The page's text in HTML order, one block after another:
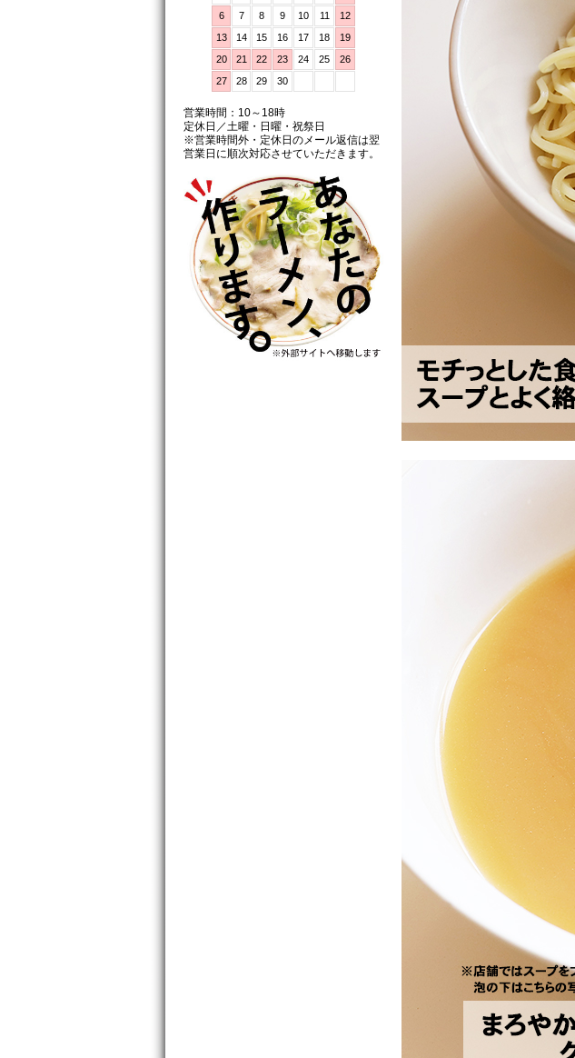
6
7 8 9 10 11
12
13
14 15 16 17 18
19
20
21 22 23 24 25
26
27
28 29 30
営業時間：10～18時
定休日／土曜・日曜・祝祭日
※営業時間外・定休日のメール返信は翌
営業日に順次対応させていただきます。